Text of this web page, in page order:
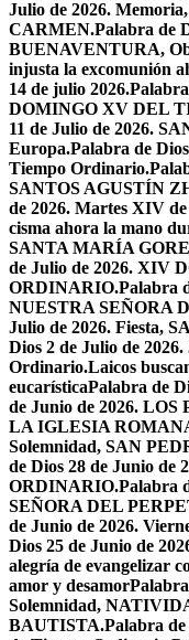
Julio de 2026.
CARMEN.Palabra de
BUENAVENTURA,
injusta la excomunión
14 de julio 2026.
DOMINGO XV DEL
11 de Julio de 2026.
Europa.Palabra de
Tiempo Ordinario.
SANTOS AGUSTÍN
de 2026. Martes XIV
cisma ahora la mano
SANTA MARÍA
de Julio de 2026. XIV
ORDINARIO.Palabra
NUESTRA SEÑORA
Julio de 2026. Fiesta,
Dios 2 de Julio de
Ordinario.Laicos
eucarísticaPalabra de
de Junio de 2026.
LA IGLESIA
Solemnidad, SAN
de Dios 28 de Junio
ORDINARIO.Palabra
SEÑORA DEL
de Junio de 2026.
Dios 25 de Junio de
alegría de evangelizar
amor y desamor
Solemnidad,
BAUTISTA.Palabra